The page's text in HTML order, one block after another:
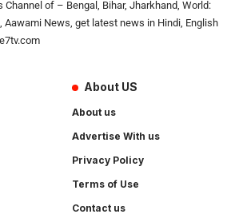
Channel of – Bengal, Bihar, Jharkhand, World:
Aawami News, get latest news in Hindi, English
About US
About us
Advertise With us
Privacy Policy
Terms of Use
Contact us